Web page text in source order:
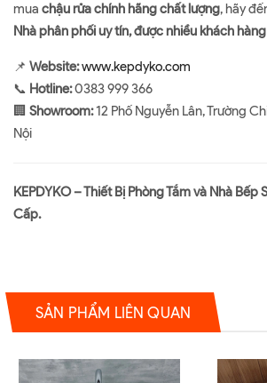
mua chậu rửa chính hãng chất lượng, hãy
Nhà phân phối uy tín, được nhiều khách
📌 Website:www.kepdyko.com
📞 Hotline:0383 999 366
🏢 Showroom:12 Phố Nguyễn Lân, Trường
Nội
KEPDYKO – Thiết Bị Phòng Tắm và Nhà Bếp
Cấp.
SẢN PHẨM LIÊN QUAN